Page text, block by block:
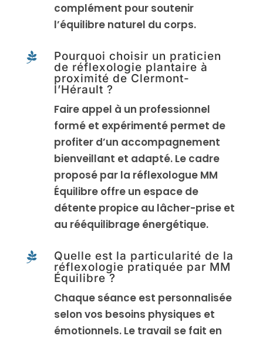
complément pour soutenir
l’équilibre naturel du corps.

Pourquoi choisir un praticien
de réflexologie plantaire à
proximité de Clermont-
l’Hérault ?
Faire appel à un professionnel
formé et expérimenté permet de
profiter d’un accompagnement
bienveillant et adapté. Le cadre
proposé par la réflexologue MM
Équilibre offre un espace de
détente propice au lâcher-prise et
au rééquilibrage énergétique.

Quelle est la particularité de la
réflexologie pratiquée par MM
Équilibre ?
Chaque séance est personnalisée
selon vos besoins physiques et
émotionnels. Le travail se fait en